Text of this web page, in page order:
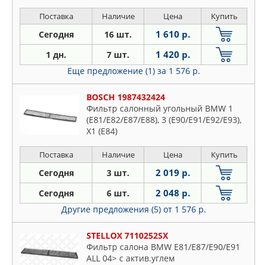
Поставка Наличие Цена Купить
Сегодня 16 шт. 1 610 р.
1 дн. 7 шт. 1 420 р.
Еще предложение (1) за 1 576 р.
BOSCH 1987432424
Фильтр салонный угольный BMW 1
(E81/E82/E87/E88), 3 (E90/E91/E92/E93),
X1 (E84)
Поставка Наличие Цена Купить
Сегодня 3 шт. 2 019 р.
Сегодня 6 шт. 2 048 р.
Другие предложения (5) от 1 576 р.
STELLOX 7110252SX
Фильтр салона BMW E81/E87/E90/E91
ALL 04> с актив.углем